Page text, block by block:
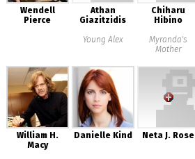
Wendell
Pierce
Athan
Giazitzidis
Young Alex
Chiharu
Hibino
Myranda's
Mother
William H.
Macy
Danielle Kind Neta J. Rose